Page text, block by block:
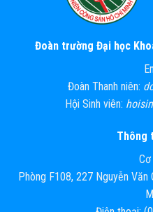
Đoàn trường Đại học
Đoàn Thanh niên:
Hội Sinh viên:
Thông
Phòng F108, 227 Nguyễn Văn